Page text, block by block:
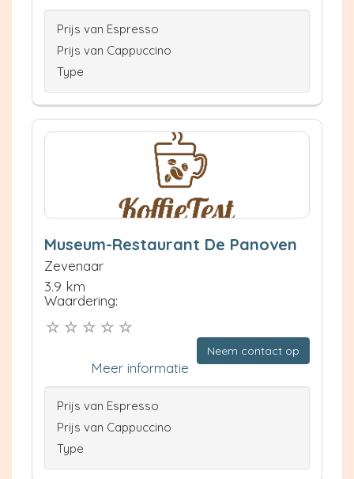
Prijs van Espresso
Prijs van Cappuccino
Type
Museum-Restaurant De Panoven
Zevenaar
3.9 km
Waardering:
Neem contact op
Meer informatie
Prijs van Espresso
Prijs van Cappuccino
Type